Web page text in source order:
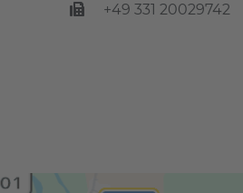
+49 331 20029742